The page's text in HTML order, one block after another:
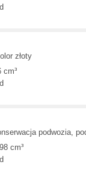
złoty
cm³
podwozia,
cm³